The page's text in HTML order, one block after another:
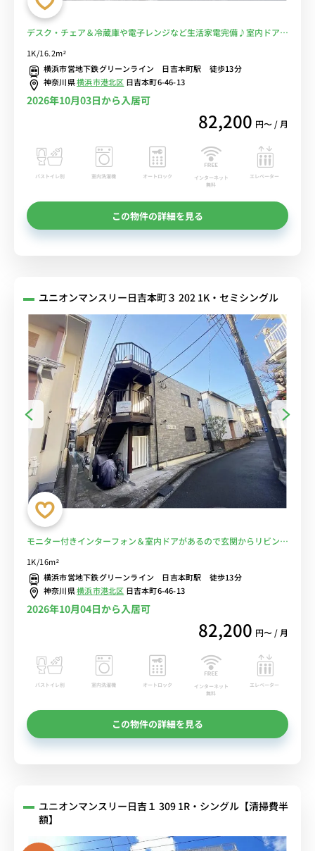
デスク・チェア＆冷蔵庫や電子レンジなど生活家電完備♪室内ドアが
あるので玄関からリビングが直接見えないお部屋です/日吉駅まで1駅
＆都筑ふれあいの丘駅までダイレクトアクセス■選べるWi-Fi格安レ
ンタル中！
1K/16.2m²
横浜市営地下鉄グリーンライン 日吉本町駅 徒歩13分
神奈川県横浜市港北区 日吉本町6-46-13
2026年10月03日から入居可
82,200 円〜 / 月
バストイレ別 室内洗濯機 オートロック
インターネット
無料
エレベーター
この物件の詳細を見る
ユニオンマンスリー日吉本町３ 202 1K・セミシングル
モニター付きインターフォン＆室内ドアがあるので玄関からリビング
レクトアクセス■選べるWi-Fi格安レンタル中！
1K/16m²
横浜市営地下鉄グリーンライン 日吉本町駅 徒歩13分
神奈川県横浜市港北区 日吉本町6-46-13
2026年10月04日から入居可
82,200 円〜 / 月
バストイレ別 室内洗濯機 オートロック
インターネット
無料
エレベーター
この物件の詳細を見る
ユニオンマンスリー日吉１ 309 1R・シングル【清掃費半
額】